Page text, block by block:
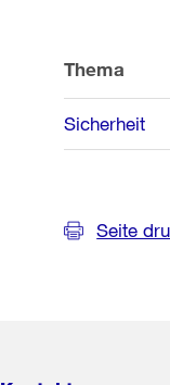
Thema
Sicherheit
Seite